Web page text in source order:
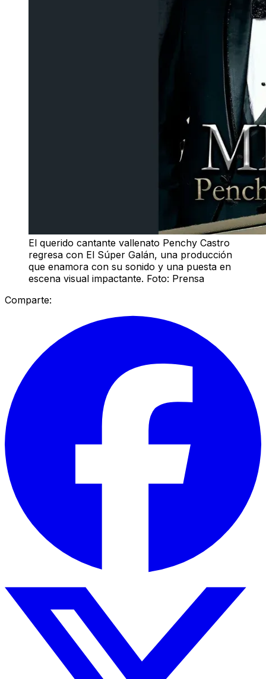
El querido cantante vallenato Penchy Castro
regresa con El Súper Galán, una producción
que enamora con su sonido y una puesta en
escena visual impactante. Foto: Prensa
Comparte: